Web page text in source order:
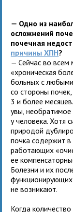
— Одно из
осложнений
почечная
причины ХПН?
— Сейчас во всем
«хроническая
больных с
со стороны
3 и более
увы,
у человека. Хотя
природой
почка содержит
работающих
ее
Болезни и их
не возникают.
Когда